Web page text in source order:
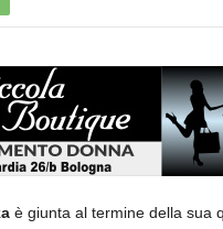
è giunta al termine della sua